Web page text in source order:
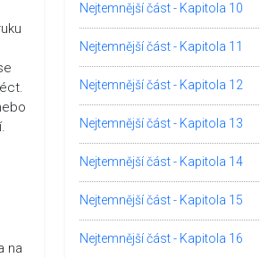
na
Nejtemnější část - Kapitola 10
Nejtemnější část - Kapitola 11
Nejtemnější část - Kapitola 12
Nejtemnější část - Kapitola 13
Nejtemnější část - Kapitola 14
Nejtemnější část - Kapitola 15
Nejtemnější část - Kapitola 16